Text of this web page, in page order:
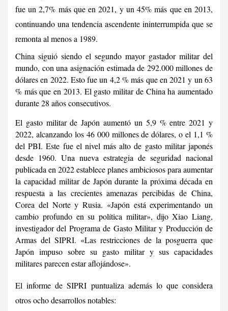
fue un 2,7% más que en 2021, y un 45% más que en 2013,
continuando una tendencia ascendente ininterrumpida que se
remonta al menos a 1989.
China siguió siendo el segundo mayor gastador militar del
mundo, con una asignación estimada de 292.000 millones de
dólares en 2022. Esto fue un 4,2 % más que en 2021 y un 63
% más que en 2013. El gasto militar de China ha aumentado
durante 28 años consecutivos.
El gasto militar de Japón aumentó un 5,9 % entre 2021 y
2022, alcanzando los 46 000 millones de dólares, o el 1,1 %
del PBI. Este fue el nivel más alto de gasto militar japonés
desde 1960. Una nueva estrategia de seguridad nacional
publicada en 2022 establece planes ambiciosos para aumentar
la capacidad militar de Japón durante la próxima década en
respuesta a las crecientes amenazas percibidas de China,
Corea del Norte y Rusia. «Japón está experimentando un
cambio profundo en su política militar», dijo Xiao Liang,
investigador del Programa de Gasto Militar y Producción de
Armas del SIPRI. «Las restricciones de la posguerra que
Japón impuso sobre su gasto militar y sus capacidades
militares parecen estar aflojándose».
El informe de SIPRI puntualiza además lo que considera
otros ocho desarrollos notables: